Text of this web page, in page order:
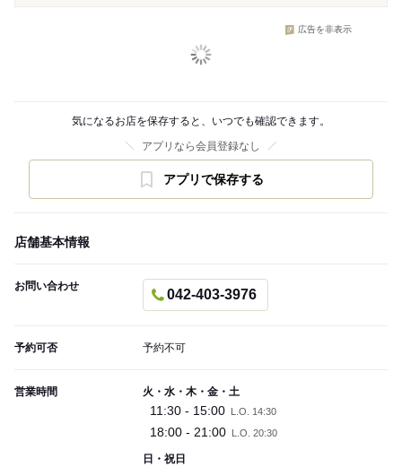
広告を非表示
気になるお店を保存すると、いつでも確認できます。
アプリなら会員登録なし
アプリで保存する
店舗基本情報
お問い合わせ
042-403-3976
予約可否 予約不可
営業時間 火・水・木・金・土
11:30 - 15:00 L.O. 14:30
18:00 - 21:00 L.O. 20:30
日・祝日